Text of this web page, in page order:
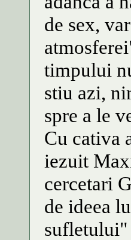
de sex,
timpului
stiu azi,
spre a le
Cu cativa
iezuit
cercetari
de ideea
sufletului"